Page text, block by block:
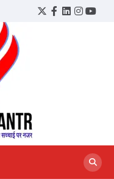
Twitter
Facebook
LinkedIn